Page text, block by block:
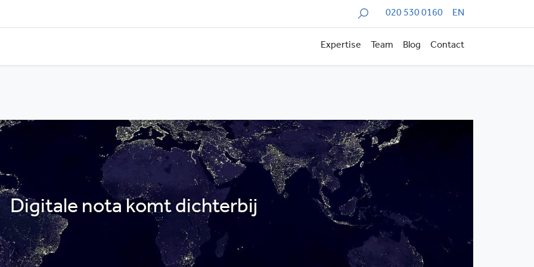
Zoeken 020 530 0160 EN
Expertise Team Blog Contact
Digitale nota komt dichterbij